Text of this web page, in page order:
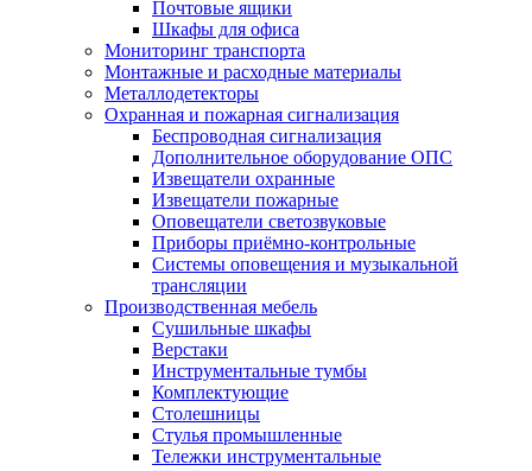
Почтовые ящики
Шкафы для офиса
Мониторинг транспорта
Монтажные и расходные материалы
Металлодетекторы
Охранная и пожарная сигнализация
Беспроводная сигнализация
Дополнительное оборудование ОПС
Извещатели охранные
Извещатели пожарные
Оповещатели светозвуковые
Приборы приёмно-контрольные
Системы оповещения и музыкальной
трансляции
Производственная мебель
Cушильные шкафы
Верстаки
Инструментальные тумбы
Комплектующие
Столешницы
Стулья промышленные
Тележки инструментальные